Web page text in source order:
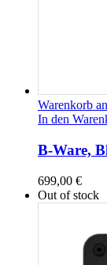
Warenkorb
In den
B-Ware,
699,00 €
Out of stock